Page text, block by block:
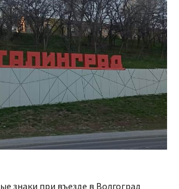
знаки при въезде в Волгоград